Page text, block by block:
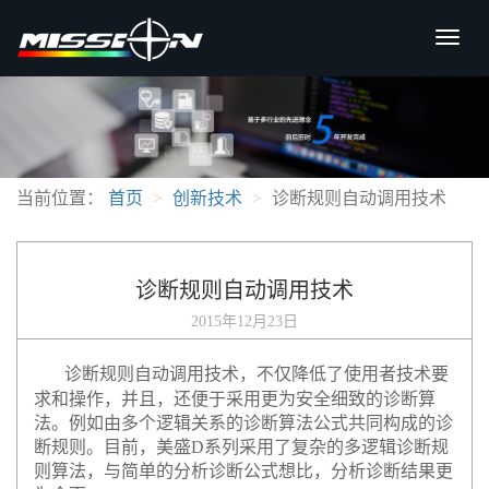
当前位置： 首页 创新技术 诊断规则自动调用技术
诊断规则自动调用技术
2015年12月23日
诊断规则自动调用技术， 不仅降低了使用者技术要
求和操作，并且，还便于采用更为安全细致的诊断算
法。例如由多个逻辑关系的诊断算法公式共同构成的诊
断规则。目前，美盛D系列采用了复杂的多逻辑诊断规
则算法，与简单的分析诊断公式想比，分析诊断结果更